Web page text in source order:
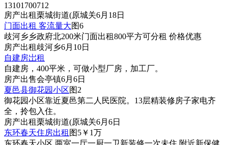
13101700712
房产出租栗城街道(原城关6月18日
门面出租 客流量大图6
歧河乡乡政府北200米门面出租800平方可分租 价格优惠
房产出租歧河乡6月10日
自建房岀租
自建房，400平米，可做小型厂房，加工厂。
房产出售会亭镇6月6日
夏邑县御花园小区图2
御花园小区靠近夏邑第二人民医院。13层精装修房子家电齐
全，拎包入住。
房产出租栗城街道(原城关6月6日
东环春天住房出租 图5 ￥1万
东环春天小区 两室一厅一厨一卫新装修一次未住 附近新保健